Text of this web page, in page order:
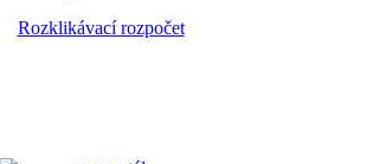
Rozklikávací rozpočet